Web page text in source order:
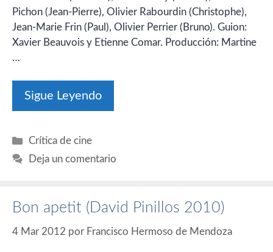
Pichon (Jean-Pierre), Olivier Rabourdin (Christophe),
Jean-Marie Frin (Paul), Olivier Perrier (Bruno). Guion:
Xavier Beauvois y Etienne Comar. Producción: Martine
…
Sigue Leyendo
Categorías
Crítica de cine
Deja un comentario
Bon apetit (David Pinillos 2010)
4 Mar 2012 por Francisco Hermoso de Mendoza